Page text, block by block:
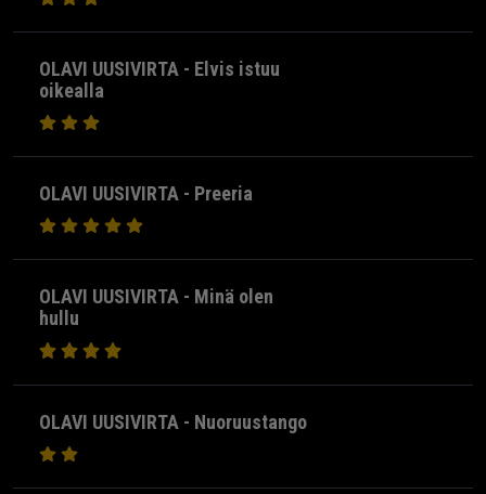
OLAVI UUSIVIRTA - Elvis istuu
oikealla
OLAVI UUSIVIRTA - Preeria
OLAVI UUSIVIRTA - Minä olen
hullu
OLAVI UUSIVIRTA - Nuoruustango